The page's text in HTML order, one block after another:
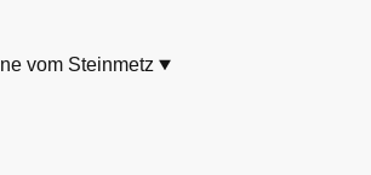
vom Steinmetz